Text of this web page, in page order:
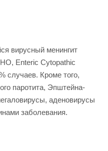
вирусный менингит
Enteric Cytopathic
случаев. Кроме того,
паротита, Эпштейна-
аденовирусы
заболевания.